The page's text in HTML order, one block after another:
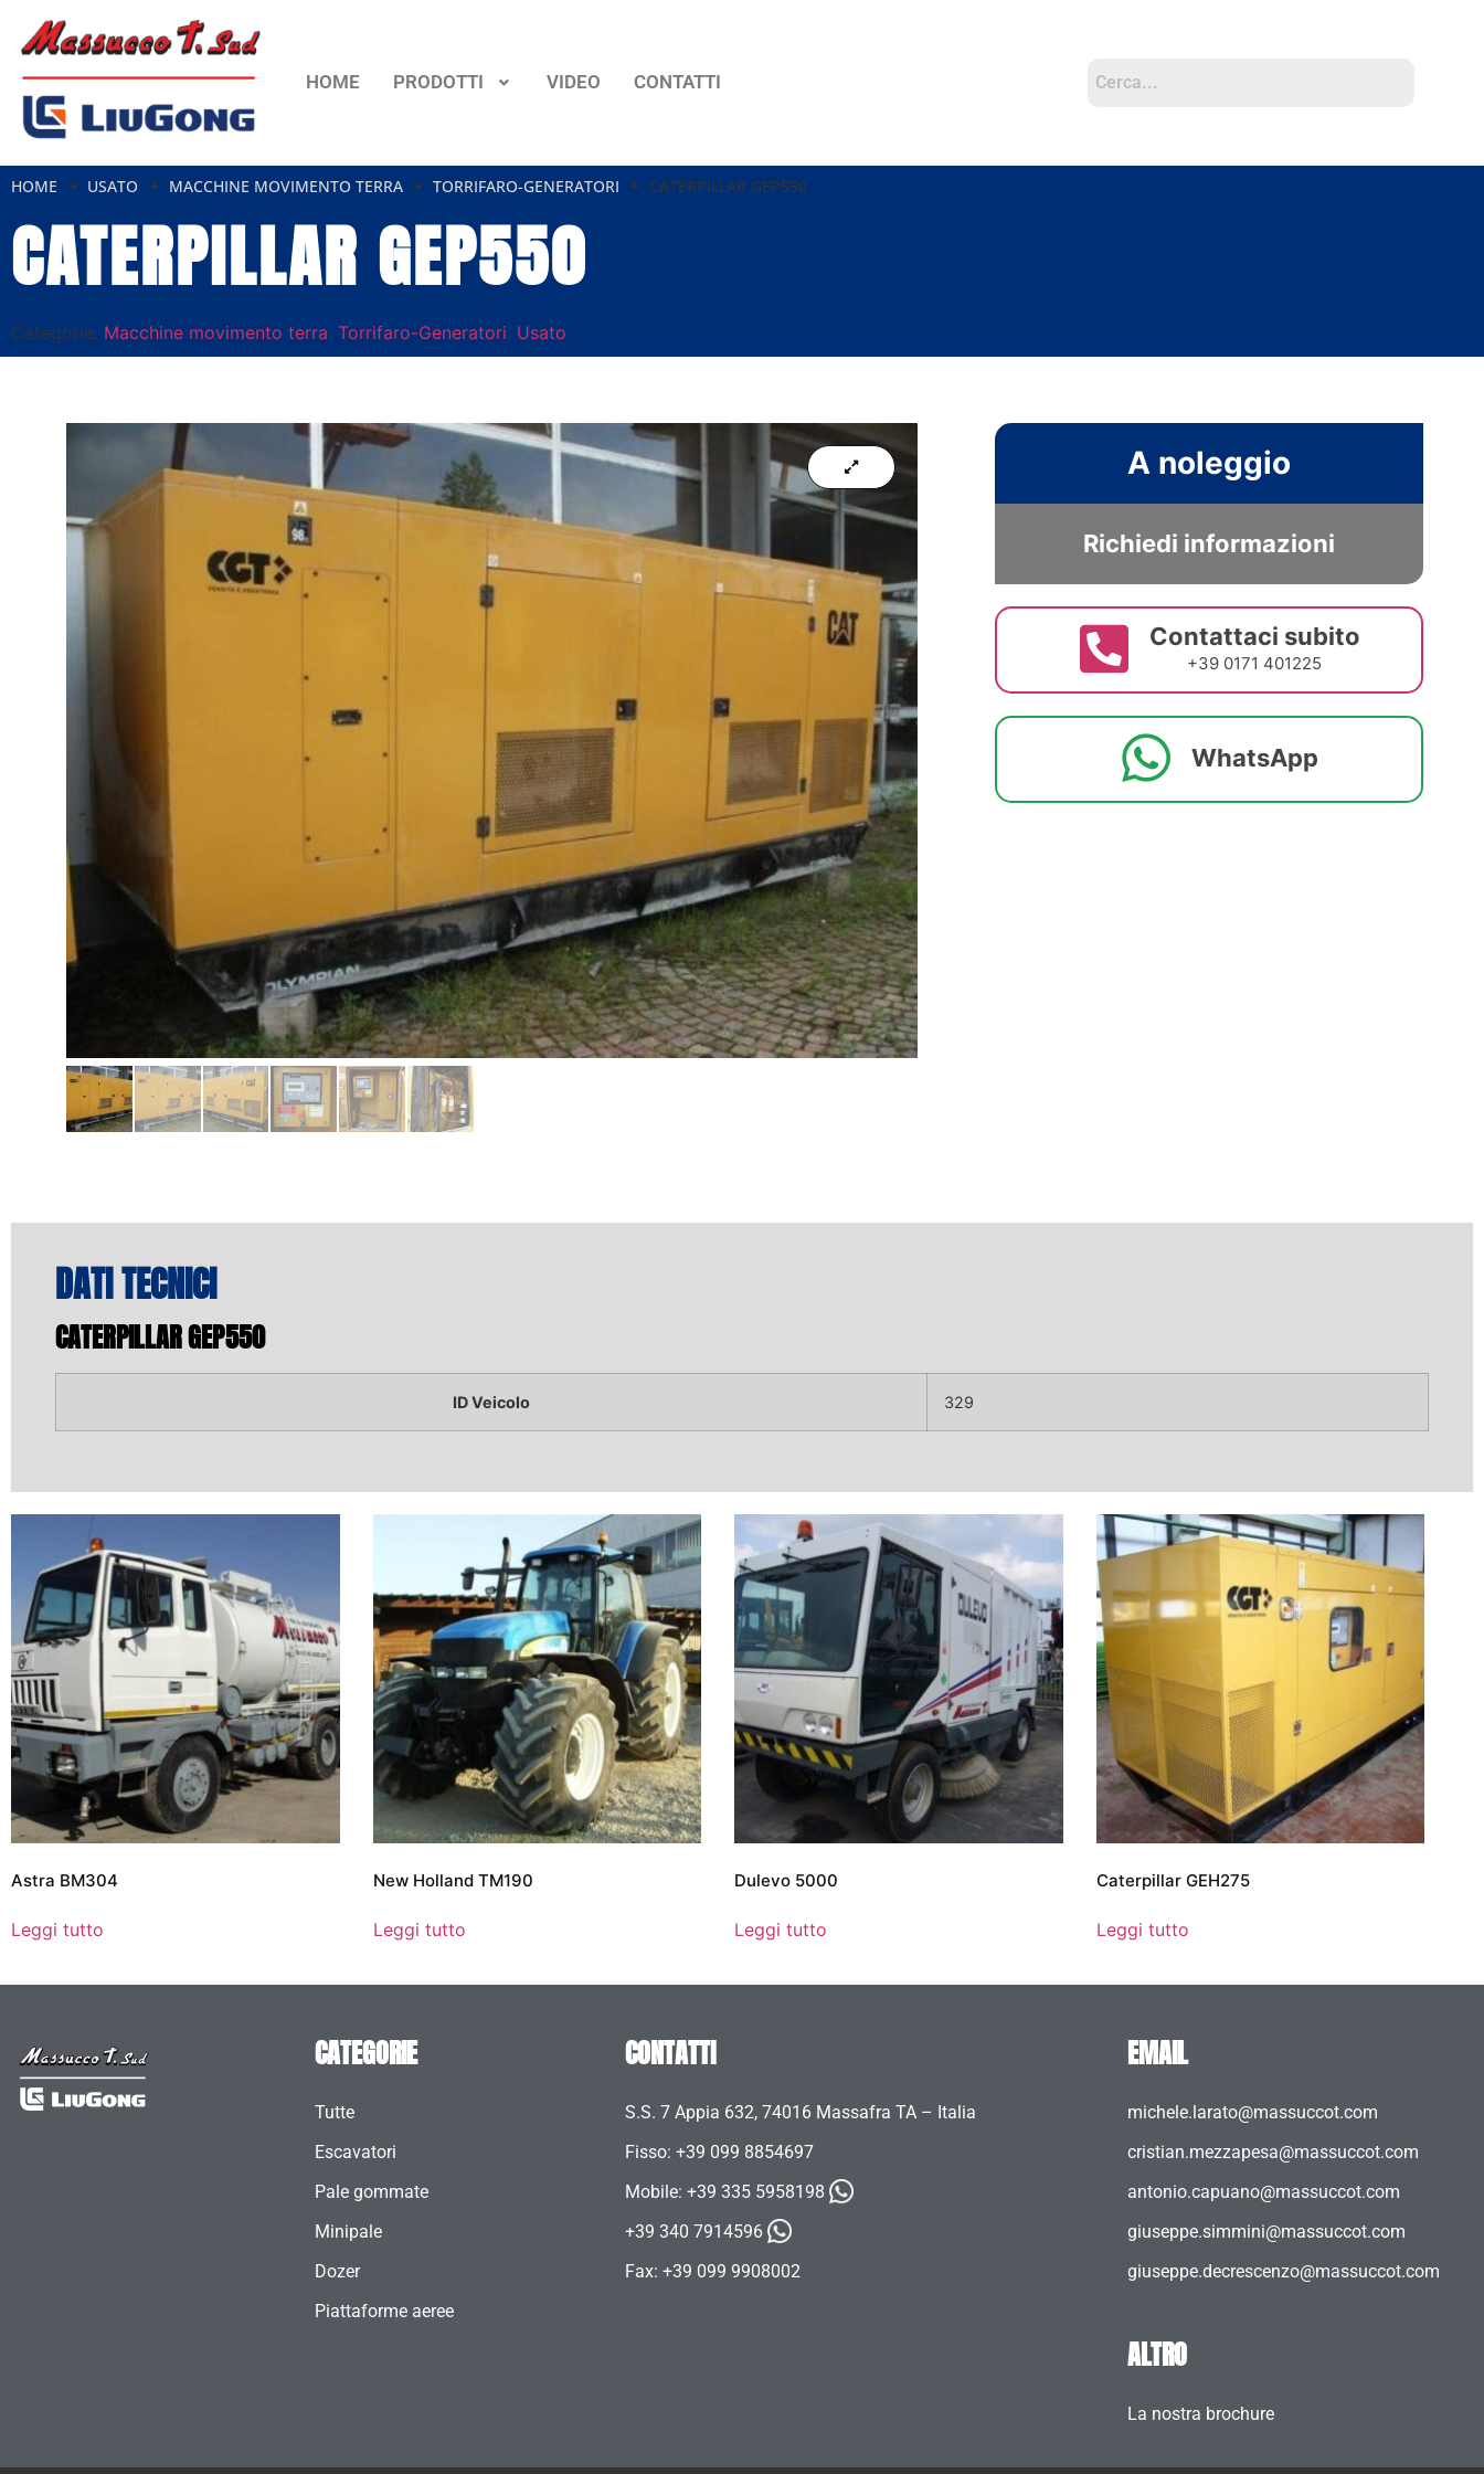
HOME PRODOTTI VIDEO CONTATTI
HOME USATO MACCHINE MOVIMENTO TERRA TORRIFARO-GENERATORI CATERPILLAR GEP550
CATERPILLAR GEP550
Categorie: Macchine movimento terra, Torrifaro-Generatori, Usato
A noleggio
Richiedi informazioni
Contattaci subito
+39 0171 401225
WhatsApp
DATI TECNICI
CATERPILLAR GEP550
ID Veicolo 329
Astra BM304
Leggi tutto
New Holland TM190
Leggi tutto
Dulevo 5000
Leggi tutto
Caterpillar GEH275
Leggi tutto
CATEGORIE
Tutte
Escavatori
Pale gommate
Minipale
Dozer
Piattaforme aeree
CONTATTI
S.S. 7 Appia 632, 74016 Massafra TA – Italia
Fisso: +39 099 8854697
Mobile: +39 335 5958198
+39 340 7914596
Fax: +39 099 9908002
EMAIL
michele.larato@massuccot.com
cristian.mezzapesa@massuccot.com
antonio.capuano@massuccot.com
giuseppe.simmini@massuccot.com
giuseppe.decrescenzo@massuccot.com
ALTRO
La nostra brochure